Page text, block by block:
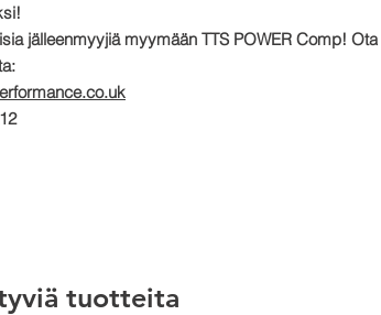
jälleenmyyjiä myymään TTS POWER Comp! Ota
tuotteita